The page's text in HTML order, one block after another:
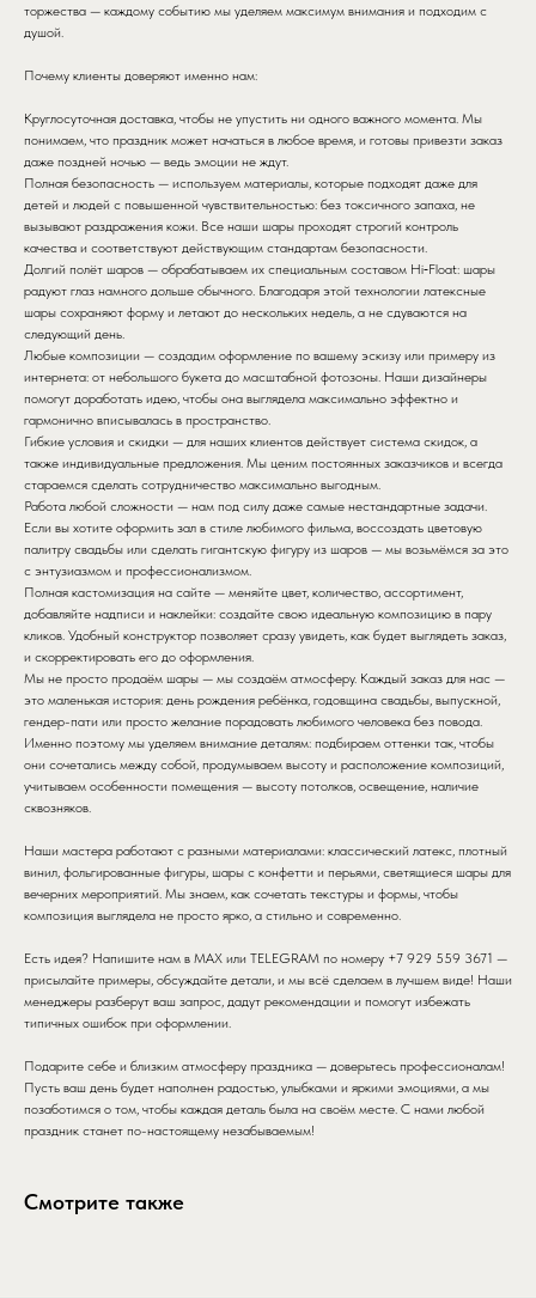
торжества — каждому событию мы уделяем максимум внимания и подходим с
душой.
Почему клиенты доверяют именно нам:
Круглосуточная доставка, чтобы не упустить ни одного важного момента. Мы
понимаем, что праздник может начаться в любое время, и готовы привезти заказ
даже поздней ночью — ведь эмоции не ждут.
Полная безопасность — используем материалы, которые подходят даже для
детей и людей с повышенной чувствительностью: без токсичного запаха, не
вызывают раздражения кожи. Все наши шары проходят строгий контроль
качества и соответствуют действующим стандартам безопасности.
Долгий полёт шаров — обрабатываем их специальным составом Hi‑Float: шары
радуют глаз намного дольше обычного. Благодаря этой технологии латексные
шары сохраняют форму и летают до нескольких недель, а не сдуваются на
следующий день.
Любые композиции — создадим оформление по вашему эскизу или примеру из
интернета: от небольшого букета до масштабной фотозоны. Наши дизайнеры
помогут доработать идею, чтобы она выглядела максимально эффектно и
гармонично вписывалась в пространство.
Гибкие условия и скидки — для наших клиентов действует система скидок, а
также индивидуальные предложения. Мы ценим постоянных заказчиков и всегда
стараемся сделать сотрудничество максимально выгодным.
Работа любой сложности — нам под силу даже самые нестандартные задачи.
Если вы хотите оформить зал в стиле любимого фильма, воссоздать цветовую
палитру свадьбы или сделать гигантскую фигуру из шаров — мы возьмёмся за это
с энтузиазмом и профессионализмом.
Полная кастомизация на сайте — меняйте цвет, количество, ассортимент,
добавляйте надписи и наклейки: создайте свою идеальную композицию в пару
кликов. Удобный конструктор позволяет сразу увидеть, как будет выглядеть заказ,
и скорректировать его до оформления.
Мы не просто продаём шары — мы создаём атмосферу. Каждый заказ для нас —
это маленькая история: день рождения ребёнка, годовщина свадьбы, выпускной,
гендер-пати или просто желание порадовать любимого человека без повода.
Именно поэтому мы уделяем внимание деталям: подбираем оттенки так, чтобы
они сочетались между собой, продумываем высоту и расположение композиций,
учитываем особенности помещения — высоту потолков, освещение, наличие
сквозняков.
Наши мастера работают с разными материалами: классический латекс, плотный
винил, фольгированные фигуры, шары с конфетти и перьями, светящиеся шары для
вечерних мероприятий. Мы знаем, как сочетать текстуры и формы, чтобы
композиция выглядела не просто ярко, а стильно и современно.
Есть идея? Напишите нам в MAX или TELEGRAM по номеру +7 929 559 3671 —
присылайте примеры, обсуждайте детали, и мы всё сделаем в лучшем виде! Наши
менеджеры разберут ваш запрос, дадут рекомендации и помогут избежать
типичных ошибок при оформлении.
Подарите себе и близким атмосферу праздника — доверьтесь профессионалам!
Пусть ваш день будет наполнен радостью, улыбками и яркими эмоциями, а мы
позаботимся о том, чтобы каждая деталь была на своём месте. С нами любой
праздник станет по-настоящему незабываемым!
Смотрите также